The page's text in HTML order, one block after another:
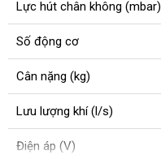
Lực hút chân không (mbar)
Số động cơ
Cân nặng (kg)
Lưu lượng khí (l/s)
Điện áp (V)